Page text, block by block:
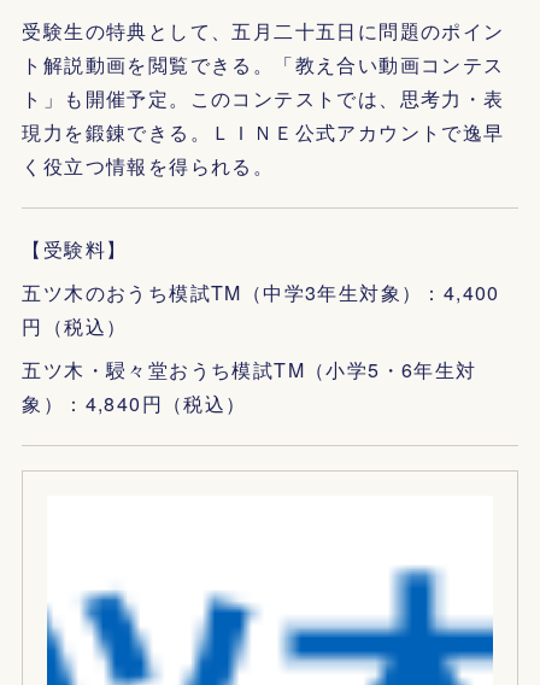
受験生の特典として、五月二十五日に問題のポイン
ト解説動画を閲覧できる。「教え合い動画コンテス
ト」も開催予定。このコンテストでは、思考力・表
現力を鍛錬できる。ＬＩＮＥ公式アカウントで逸早
く役立つ情報を得られる。
【受験料】
五ツ木のおうち模試TM（中学3年生対象）：4,400
円（税込）
五ツ木・駸々堂おうち模試TM（小学5・6年生対
象）：4,840円（税込）